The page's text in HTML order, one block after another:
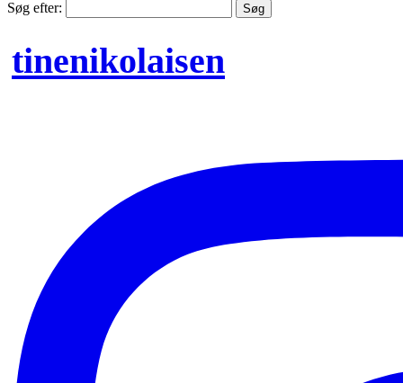
Søg efter:
tinenikolaisen